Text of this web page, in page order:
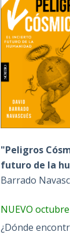
"Peligros
futuro de la
Barrado
NUEVO
¿Dónde